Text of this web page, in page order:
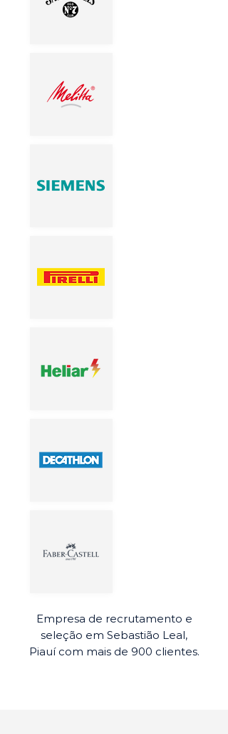
Empresa de recrutamento e
seleção em Sebastião Leal,
Piauí com mais de 900 clientes.